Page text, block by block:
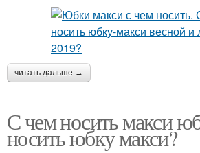
читать дальше →
С чем носить макси
носить юбку макси?